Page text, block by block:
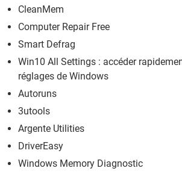
CleanMem
Computer Repair Free
Smart Defrag
Win10 All Settings : accéder
réglages de Windows
Autoruns
3utools
Argente Utilities
DriverEasy
Windows Memory Diagnostic